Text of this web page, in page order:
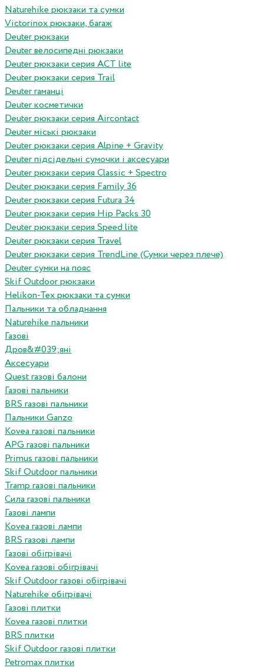
Naturehike рюкзаки та сумки
Victorinox рюкзаки, багаж
Deuter рюкзаки
Deuter велосипедні рюкзаки
Deuter рюкзаки серия ACT lite
Deuter рюкзаки серия Trail
Deuter гаманці
Deuter косметички
Deuter рюкзаки серия Aircontact
Deuter міські рюкзаки
Deuter рюкзаки серия Alpine + Gravity
Deuter підсідельні сумочки і аксесуари
Deuter рюкзаки серия Classic + Spectro
Deuter рюкзаки серия Family 36
Deuter рюкзаки серия Futura 34
Deuter рюкзаки серия Hip Packs 30
Deuter рюкзаки серия Speed lite
Deuter рюкзаки серия Travel
Deuter рюкзаки серия TrendLine (Сумки через плече)
Deuter сумки на пояс
Skif Outdoor рюкзаки
Helikon-Tex рюкзаки та сумки
Пальники та обладнання
Naturehike пальники
Газові
Дров&#039;яні
Аксесуари
Quest газові балони
Газові пальники
BRS газові пальники
Пальники Ganzo
Kovea газові пальники
APG газові пальники
Primus газові пальники
Skif Outdoor пальники
Tramp газові пальники
Сила газові пальники
Газові лампи
Kovea газові лампи
BRS газові лампи
Газові обігрівачі
Kovea газові обігрівачі
Skif Outdoor газові обігрівачі
Naturehike обігрівачі
Газові плитки
Kovea газові плитки
BRS плитки
Skif Outdoor газові плитки
Petromax плитки